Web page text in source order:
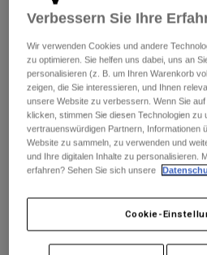
Handschuhe
Protektoren
Brillen
Socken
Zubehör
Ersatzteile
Brillen
Socken
Taschen & Zubehör
Damen
T-Shirts & Tops
Hoodies und Pullover
Jacken
Hosen
Shirts
Alle anzeigen
Kinder
Moto
Helme
Jerseys
Hosen
Stiefel
Bewertungen
Handschuhe Dirtpaw -
Price reduced from
€ 42,99 to
Verbessern Sie Ihre
Wir verwenden Cookies und andere
zu optimieren. Sie helfen uns dabei, uns an
personalisieren (z. B. um Ihren Warenkorb
zeigen, die Sie interessieren, und Ihnen
unsere Website zu verbessern. Wenn Sie auf
klicken, stimmen Sie diesen Technologien
vertrauenswürdigen Partnern, Informationen
Website zu sammeln, zu verwenden und
und Ihre digitalen Inhalte zu personalisieren.
erfahren? Sehen Sie sich unsere
Cookie-